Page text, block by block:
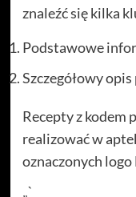
znaleźć się kilka
Podstawowe
Szczegółowy
Recepty z kodem
realizować w
oznaczonych logo
„`